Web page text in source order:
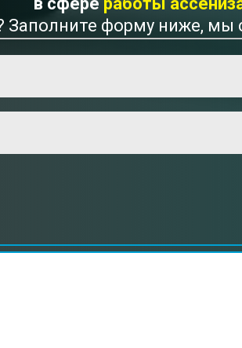
? Заполните форму ниже,